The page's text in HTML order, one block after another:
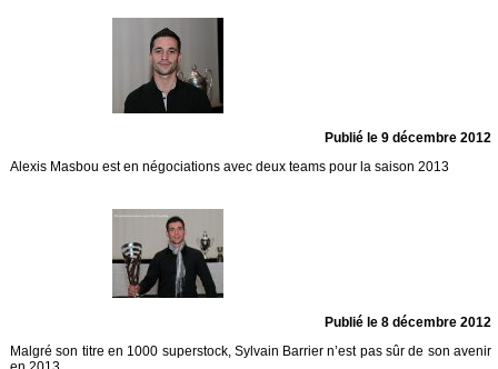
Publié le 9 décembre 2012
Alexis Masbou est en négociations avec deux teams pour la saison 2013
Publié le 8 décembre 2012
Malgré son titre en 1000 superstock, Sylvain Barrier n’est pas sûr de son avenir